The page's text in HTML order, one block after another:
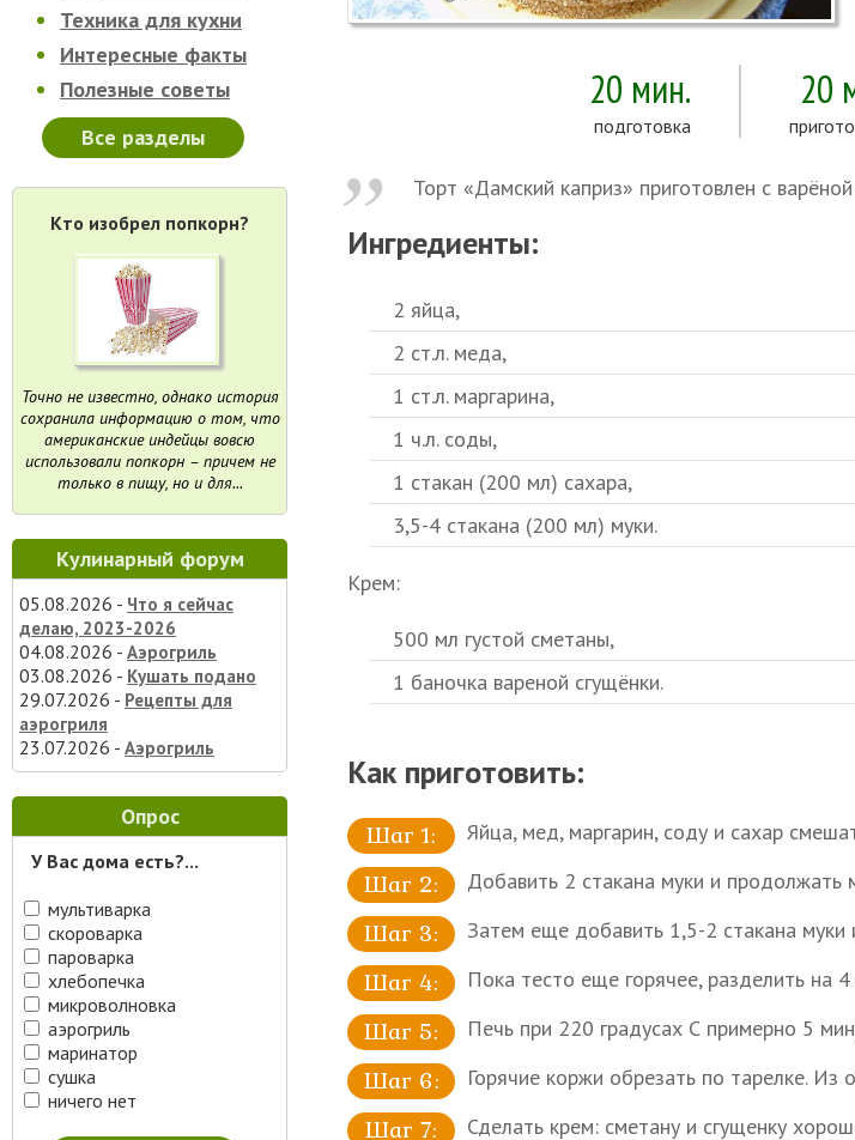
Техника для кухни
Интересные факты
Полезные советы
Все разделы
Кто изобрел попкорн?
Точно не известно, однако история
сохранила информацию о том, что
американские индейцы вовсю
использовали попкорн – причем не
только в пищу, но и для...
Кулинарный форум
05.08.2026 - Что я сейчас
делаю, 2023-2026
04.08.2026 - Аэрогриль
03.08.2026 - Кушать подано
29.07.2026 - Рецепты для
аэрогриля
23.07.2026 - Аэрогриль
Опрос
У Вас дома есть?...
мультиварка
скороварка
пароварка
хлебопечка
микроволновка
аэрогриль
маринатор
сушка
ничего нет
20 мин.
подготовка
20
Торт «Дамский каприз» приготовлен с
Ингредиенты:
2 яйца,
2 ст.л. меда,
1 ст.л. маргарина,
1 ч.л. соды,
1 стакан (200 мл) сахара,
3,5-4 стакана (200 мл) муки.
Крем:
500 мл густой сметаны,
1 баночка вареной сгущёнки.
Как приготовить:
Яйца, мед, маргарин, соду и сахар
Добавить 2 стакана муки и
Затем еще добавить 1,5-2 стакана муки
Пока тесто еще горячее, разделить на
Печь при 220 градусах С примерно 5
Горячие коржи обрезать по тарелке. Из
Сделать крем: сметану и сгущенку